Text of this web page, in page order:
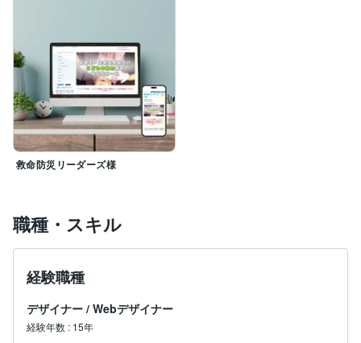
ってみたい方に、最適解をご提供できると思います♬
ご縁を頂ける方に、誠心誠意、寄り添っていきます。
救命防災リーダーズ様
職種・スキル
経験職種
デザイナー / Webデザイナー
経験年数 : 15年